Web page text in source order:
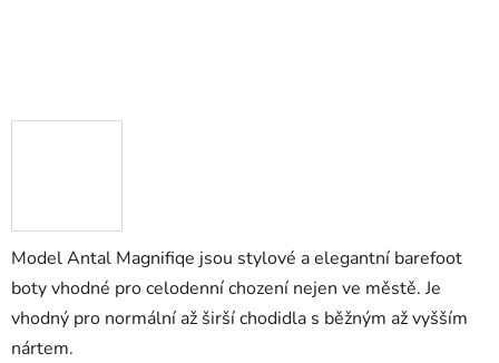
Model Antal Magnifiqe jsou stylové a elegantní barefoot
boty vhodné pro celodenní chození nejen ve městě. Je
vhodný pro normální až širší chodidla s běžným až vyšším
nártem.